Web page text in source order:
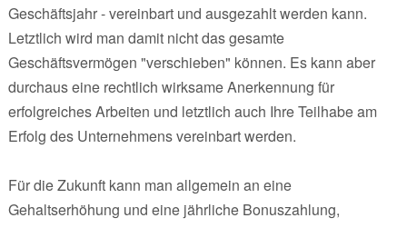
Geschäftsjahr - vereinbart und ausgezahlt werden kann.
Letztlich wird man damit nicht das gesamte
Geschäftsvermögen "verschieben" können. Es kann aber
durchaus eine rechtlich wirksame Anerkennung für
erfolgreiches Arbeiten und letztlich auch Ihre Teilhabe am
Erfolg des Unternehmens vereinbart werden.
Für die Zukunft kann man allgemein an eine
Gehaltserhöhung und eine jährliche Bonuszahlung,